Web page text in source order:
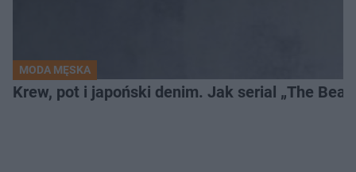
MODA MĘSKA
Krew, pot i japoński denim. Jak serial „The